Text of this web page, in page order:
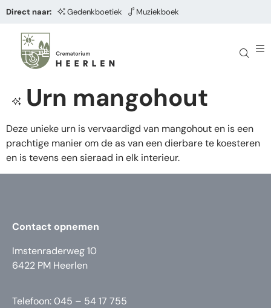
Direct naar: Gedenkboetiek Muziekboek
Urn mangohout
Deze unieke urn is vervaardigd van mangohout en is een
prachtige manier om de as van een dierbare te koesteren
en is tevens een sieraad in elk interieur.
Contact opnemen
Imstenraderweg 10
6422 PM Heerlen
Telefoon: 045 – 54 17 755